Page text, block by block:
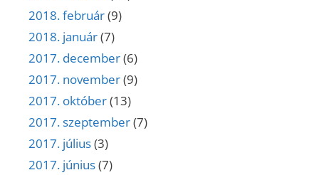
2018. február(9)
2018. január(7)
2017. december(6)
2017. november(9)
2017. október(13)
2017. szeptember(7)
2017. július(3)
2017. június(7)